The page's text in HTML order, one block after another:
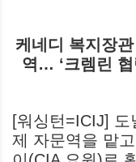
케네디 복지장
역… ‘크렘린
[워싱턴=ICIJ]
제 자문역을 맡